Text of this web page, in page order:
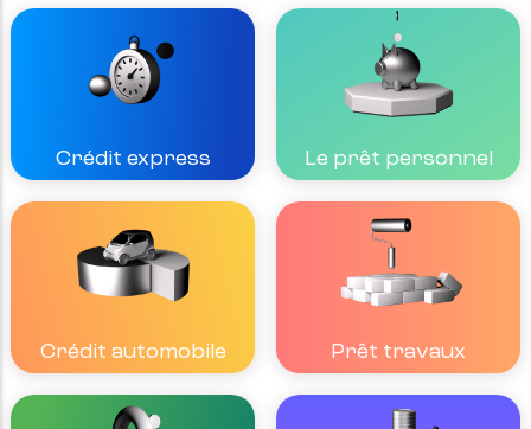
Crédit express Le prêt personnel
Crédit automobile Prêt travaux